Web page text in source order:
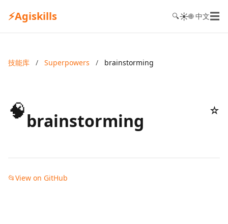
⚡Agiskills 🔍☀️🌐 中文☰
技能库 / Superpowers / brainstorming
🧠brainstorming ☆
📂View on GitHub